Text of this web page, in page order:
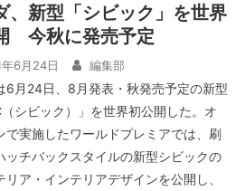
、新型「シビック」を世界
今秋に発売予定
6月24日 編集部
6月24日、8月発表・秋発売予定の新型
（シビック）」を世界初公開した。オ
で実施したワールドプレミアでは、刷
ッチバックスタイルの新型シビックの
リア・インテリアデザインを公開し、